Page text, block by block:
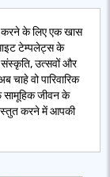
करने के लिए एक खास
टेम्पलेट्स के
उत्सवों और
वो पारिवारिक
सामूहिक जीवन के
करने में आपकी